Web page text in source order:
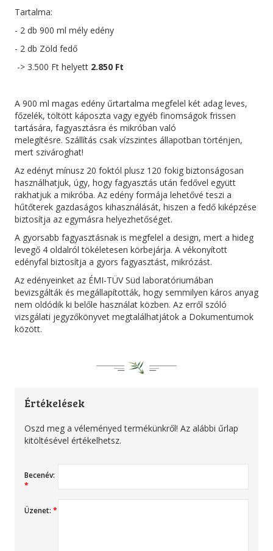
Tartalma:
- 2 db 900 ml mély edény
- 2 db Zöld fedő
-> 3.500 Ft helyett 2.850 Ft
A 900 ml magas edény űrtartalma megfelel két adag leves,
főzelék, töltött káposzta vagy egyéb finomságok frissen
tartására, fagyasztásra és mikróban való
melegítésre. Szállítás csak vízszintes állapotban történjen,
mert szivároghat!
Az edényt mínusz 20 foktól plusz 120 fokig biztonságosan
használhatjuk, úgy, hogy fagyasztás után fedővel együtt
rakhatjuk a mikróba. Az edény formája lehetővé teszi a
hűtőterek gazdaságos kihasználását, hiszen a fedő kiképzése
biztosítja az egymásra helyezhetőséget.
A gyorsabb fagyasztásnak is megfelel a design, mert a hideg
levegő 4 oldalról tökéletesen körbejárja. A vékonyított
edényfal biztosítja a gyors fagyasztást, mikrózást.
Az edényeinket az ÉMI-TÜV Süd laboratóriumában
bevizsgálták és megállapították, hogy semmilyen káros anyag
nem oldódik ki belőle használat közben. Az erről szóló
vizsgálati jegyzőkönyvet megtalálhatjátok a Dokumentumok
között.
Értékelések
Oszd meg a véleményed termékünkről! Az alábbi űrlap
kitöltésével értékelhetsz.
Becenév:
*
Üzenet: *